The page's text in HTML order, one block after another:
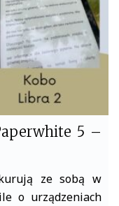
5 –
ze sobą w
o urządzeniach